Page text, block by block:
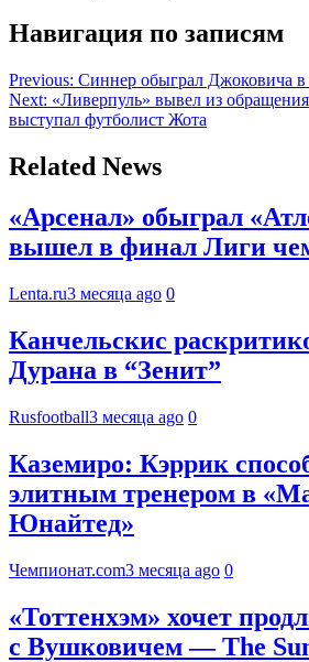
Навигация по записям
Previous: Синнер обыграл Джоковича
Next: «Ливерпуль» вывел из
выступал футболист Жота
Related News
«Арсенал» обыграл
вышел в финал Лиги
Lenta.ru3 месяца ago 0
Канчельскис
Дурана в “Зенит”
Rusfootball3 месяца ago 0
Каземиро: Кэррик
элитным тренером в
Юнайтед»
Чемпионат.com3 месяца ago 0
«Тоттенхэм» хочет
с Вушковичем — The